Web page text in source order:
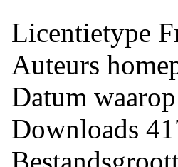
Licentietype
Auteurs
Datum
Downloads